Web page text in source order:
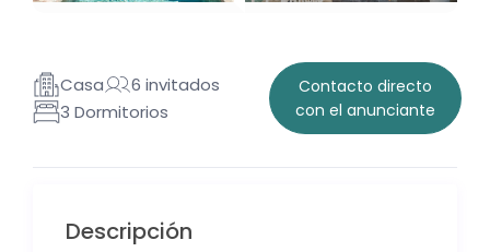
Casa
6 invitados
3 Dormitorios
Contacto directo
con el anunciante
Descripción